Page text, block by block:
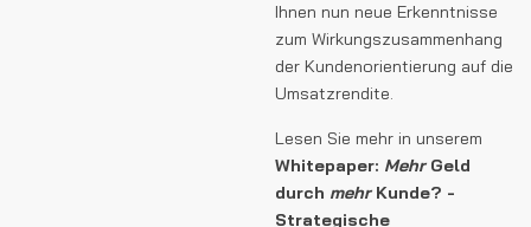
Ihnen nun neue Erkenntnisse
zum Wirkungszusammenhang
der Kundenorientierung auf die
Umsatzrendite.
Lesen Sie mehr in unserem
Whitepaper: MehrGeld
durch mehrKunde? -
Strategische